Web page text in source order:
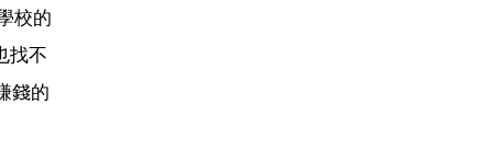
校的
找不
錢的